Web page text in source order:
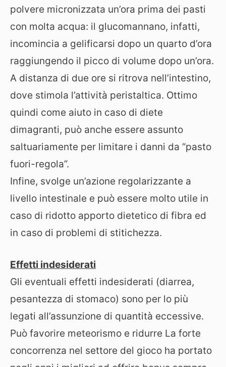
polvere micronizzata un’ora prima dei pasti
con molta acqua: il glucomannano, infatti,
incomincia a gelificarsi dopo un quarto d’ora
raggiungendo il picco di volume dopo un’ora.
A distanza di due ore si ritrova nell’intestino,
dove stimola l’attività peristaltica. Ottimo
quindi come aiuto in caso di diete
dimagranti, può anche essere assunto
saltuariamente per limitare i danni da “pasto
fuori-regola”.
Infine, svolge un’azione regolarizzante a
livello intestinale e può essere molto utile in
caso di ridotto apporto dietetico di fibra ed
in caso di problemi di stitichezza.
Effetti indesiderati
Gli eventuali effetti indesiderati (diarrea,
pesantezza di stomaco) sono per lo più
legati all’assunzione di quantità eccessive.
Può favorire meteorismo e ridurre La forte
concorrenza nel settore del gioco ha portato